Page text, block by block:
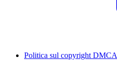
Politica sul copyright DMCA